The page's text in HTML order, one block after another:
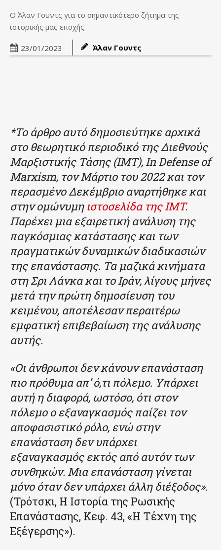
Ο Άλαν Γουντς για το σημαντικότερο ζήτημα της
ιστορικής μας εποχής.
23/01/2023 Άλαν Γουντς
*Το άρθρο αυτό δημοσιεύτηκε αρχικά
στο θεωρητικό περιοδικό της Διεθνούς
Μαρξιστικής Τάσης (IMT), In Defense of
Marxism, τον Μάρτιο του 2022 και τον
περασμένο Δεκέμβριο αναρτήθηκε και
στην ομώνυμη ιστοσελίδα της IMT.
Παρέχει μια εξαιρετική ανάλυση της
παγκόσμιας κατάστασης και των
πραγματικών δυναμικών διαδικασιών
της επανάστασης. Τα μαζικά κινήματα
στη Σρι Λάνκα και το Ιράν, λίγους μήνες
μετά την πρώτη δημοσίευση του
κειμένου, αποτέλεσαν περαιτέρω
εμφατική επιβεβαίωση της ανάλυσης
αυτής.
«Οι άνθρωποι δεν κάνουν επανάσταση
πιο πρόθυμα απ’ ό,τι πόλεμο. Υπάρχει
αυτή η διαφορά, ωστόσο, ότι στον
πόλεμο ο εξαναγκασμός παίζει τον
αποφασιστικό ρόλο, ενώ στην
επανάσταση δεν υπάρχει
εξαναγκασμός εκτός από αυτόν των
συνθηκών. Μια επανάσταση γίνεται
μόνο όταν δεν υπάρχει άλλη διέξοδος».
(Τρότσκι, Η Ιστορία της Ρωσικής
Επανάστασης, Κεφ. 43, «Η Τέχνη της
Εξέγερσης»).